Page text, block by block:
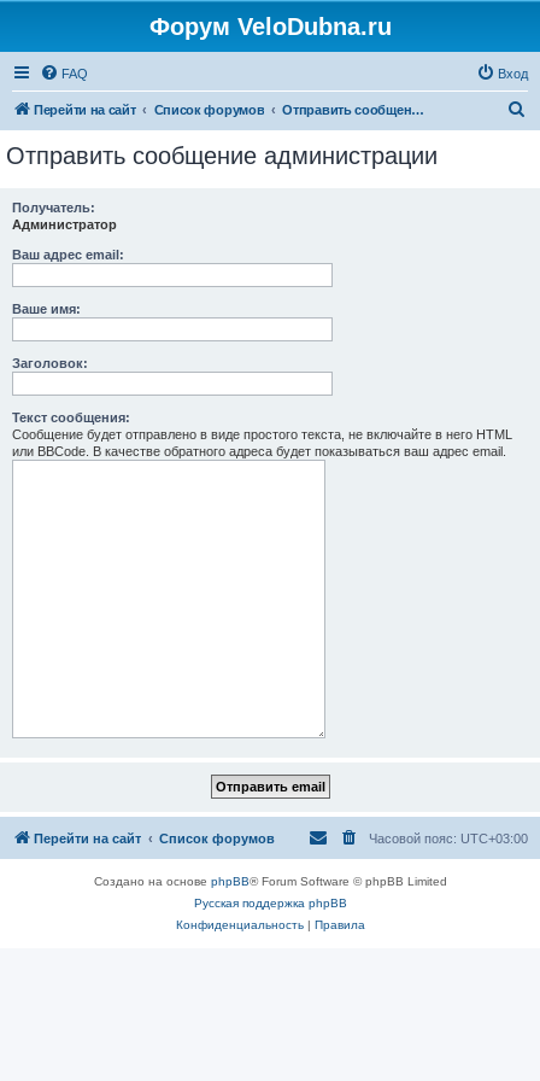
Форум VeloDubna.ru
FAQ Вход
Перейти на сайт Список форумов Отправить сообщение администрации
Отправить сообщение администрации
Получатель:
Администратор
Ваш адрес email:
Ваше имя:
Заголовок:
Текст сообщения:
Сообщение будет отправлено в виде простого текста, не включайте в него HTML
или BBCode. В качестве обратного адреса будет показываться ваш адрес email.
Перейти на сайт Список форумов Часовой пояс: UTC+03:00
Создано на основе phpBB® Forum Software © phpBB Limited
Русская поддержка phpBB
Конфиденциальность| Правила